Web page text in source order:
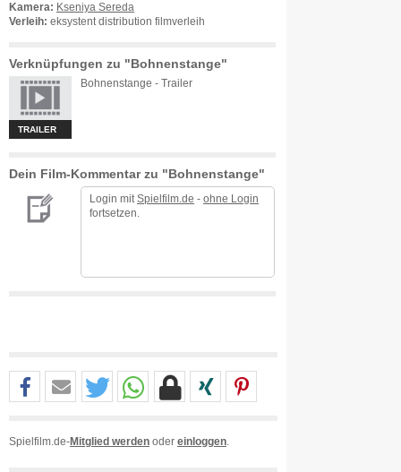
Kamera: Kseniya Sereda
Verleih: eksystent distribution filmverleih
Verknüpfungen zu "Bohnenstange"
TRAILER
Bohnenstange - Trailer
Dein Film-Kommentar zu "Bohnenstange"
Login mit Spielfilm.de - ohne Login
fortsetzen.
Spielfilm.de-Mitglied werden oder einloggen